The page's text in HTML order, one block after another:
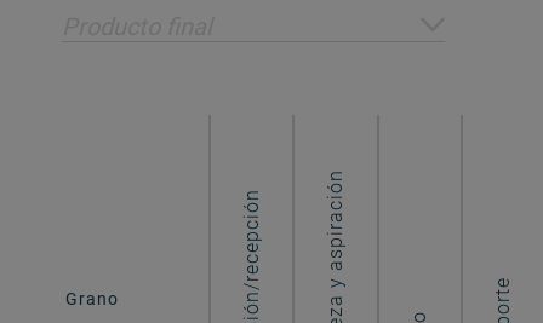
Grano Limpieza y aspiración procesado